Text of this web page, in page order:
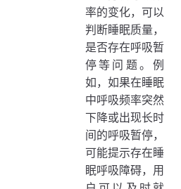
率的变化，可以
判断睡眠质量，
是否存在呼吸暂
停等问题。例
如，如果在睡眠
中呼吸频率突然
下降或出现长时
间的呼吸暂停，
可能提示存在睡
眠呼吸障碍，用